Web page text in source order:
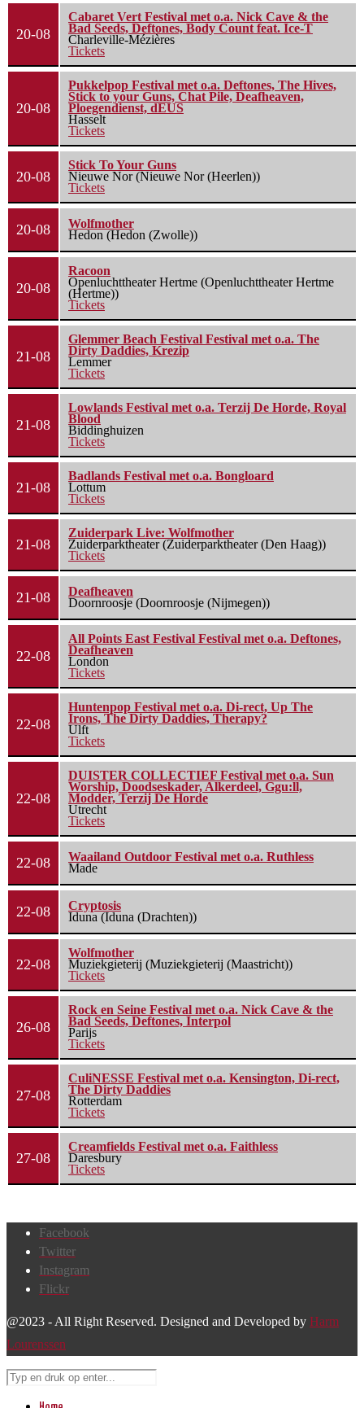
20-08
Cabaret Vert Festival met o.a. Nick Cave & the
Bad Seeds, Deftones, Body Count feat. Ice-T
Charleville-Mézières
Tickets
20-08
Pukkelpop Festival met o.a. Deftones, The Hives,
Stick to your Guns, Chat Pile, Deafheaven,
Ploegendienst, dEUS
Hasselt
Tickets
20-08
Stick To Your Guns
Nieuwe Nor (Nieuwe Nor (Heerlen))
Tickets
20-08
Wolfmother
Hedon (Hedon (Zwolle))
20-08
Racoon
Openluchttheater Hertme (Openluchttheater Hertme
(Hertme))
Tickets
21-08
Glemmer Beach Festival Festival met o.a. The
Dirty Daddies, Krezip
Lemmer
Tickets
21-08
Lowlands Festival met o.a. Terzij De Horde, Royal
Blood
Biddinghuizen
Tickets
21-08
Badlands Festival met o.a. Bongloard
Lottum
Tickets
21-08
Zuiderpark Live: Wolfmother
Zuiderparktheater (Zuiderparktheater (Den Haag))
Tickets
21-08
Deafheaven
Doornroosje (Doornroosje (Nijmegen))
22-08
All Points East Festival Festival met o.a. Deftones,
Deafheaven
London
Tickets
22-08
Huntenpop Festival met o.a. Di-rect, Up The
Irons, The Dirty Daddies, Therapy?
Ulft
Tickets
22-08
DUISTER COLLECTIEF Festival met o.a. Sun
Worship, Doodseskader, Alkerdeel, Ggu:ll,
Modder, Terzij De Horde
Utrecht
Tickets
22-08
Waailand Outdoor Festival met o.a. Ruthless
Made
22-08
Cryptosis
Iduna (Iduna (Drachten))
22-08
Wolfmother
Muziekgieterij (Muziekgieterij (Maastricht))
Tickets
26-08
Rock en Seine Festival met o.a. Nick Cave & the
Bad Seeds, Deftones, Interpol
Parijs
Tickets
27-08
CuliNESSE Festival met o.a. Kensington, Di-rect,
The Dirty Daddies
Rotterdam
Tickets
27-08
Creamfields Festival met o.a. Faithless
Daresbury
Tickets
Facebook
Twitter
Instagram
Flickr
@2023 - All Right Reserved. Designed and Developed by Harm
Lourenssen